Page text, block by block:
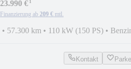
23.990 €¹
Finanzierung ab 209 € mtl.
• 57.300 km • 110 kW (150 PS) •
Kontakt